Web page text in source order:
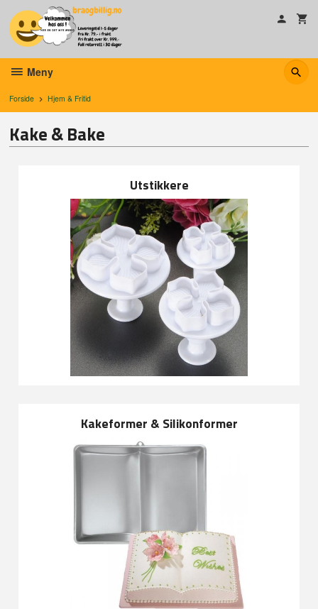
innholdet
Meny
Forside Hjem & Fritid
Kake & Bake
Utstikkere
Kakeformer & Silikonformer